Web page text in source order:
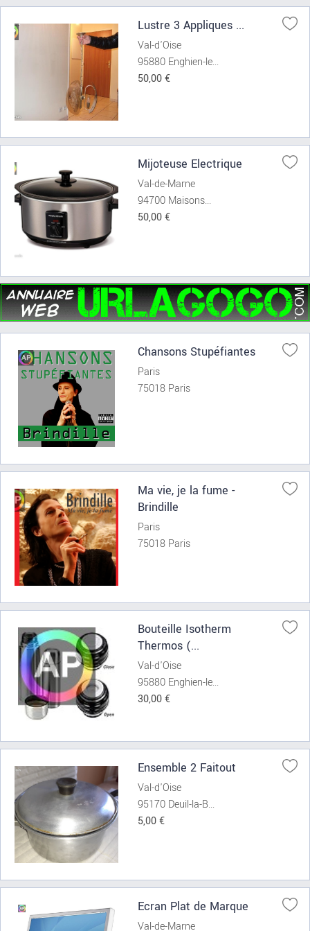
Lustre 3 Appliques ...
Val-d'Oise
95880 Enghien-le...
50,00 €
Mijoteuse Electrique
Val-de-Marne
94700 Maisons...
50,00 €
Chansons Stupéfiantes
Paris
75018 Paris
Ma vie, je la fume -
Brindille
Paris
75018 Paris
Bouteille Isotherm
Thermos (...
Val-d'Oise
95880 Enghien-le...
30,00 €
Ensemble 2 Faitout
Val-d'Oise
95170 Deuil-la-B...
5,00 €
Ecran Plat de Marque
Val-de-Marne